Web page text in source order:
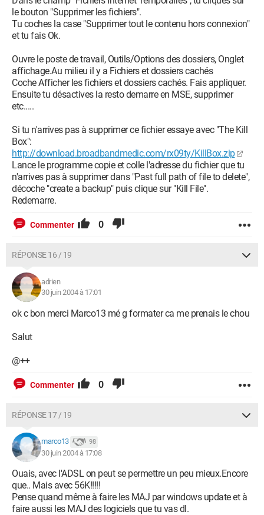
le bouton "Supprimer les fichiers".
Tu coches la case "Supprimer tout le contenu hors connexion"
et tu fais Ok.
Ouvre le poste de travail, Outils/Options des dossiers, Onglet
affichage.Au milieu il y a Fichiers et dossiers cachés
Coche Afficher les fichiers et dossiers cachés. Fais appliquer.
Ensuite tu désactives la resto demarre en MSE, supprimer
etc.....
Si tu n'arrives pas à supprimer ce fichier essaye avec "The Kill
Box":
http://download.broadbandmedic.com/rx09ty/KillBox.zip
Lance le programme copie et colle l'adresse du fichier que tu
n'arrives pas à supprimer dans "Past full path of file to delete",
décoche "create a backup" puis clique sur "Kill File".
Redemarre.
Commenter 0
RÉPONSE 16 / 19
adrien
30 juin 2004 à 17:01
ok c bon merci Marco13 mé g formater ca me prenais le chou
Salut
@++
Commenter 0
RÉPONSE 17 / 19
marco13 98
30 juin 2004 à 17:08
Ouais, avec l'ADSL on peut se permettre un peu mieux.Encore
que.. Mais avec 56K!!!!!
Pense quand même à faire les MAJ par windows update et à
faire aussi les MAJ des logiciels que tu vas dl.